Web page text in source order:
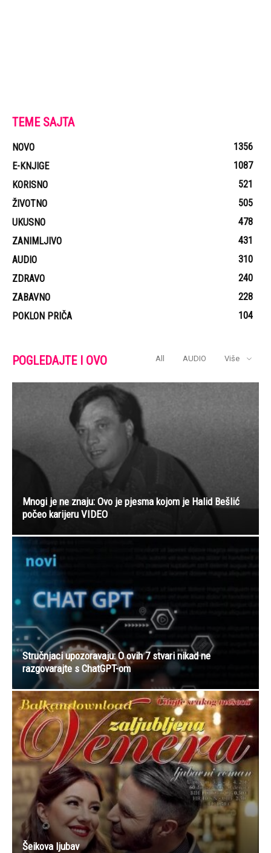
TEME SAJTA
NOVO
1356
E-KNJIGE
1087
KORISNO
521
ŽIVOTNO
505
UKUSNO
478
ZANIMLJIVO
431
AUDIO
310
ZDRAVO
240
ZABAVNO
228
POKLON PRIČA
104
POGLEDAJTE I OVO All AUDIO Više
Mnogi je ne znaju: Ovo je pjesma kojom je Halid Bešlić
počeo karijeru VIDEO
Stručnjaci upozoravaju: O ovih 7 stvari nikad ne
razgovarajte s ChatGPT-om
Šeikova ljubav